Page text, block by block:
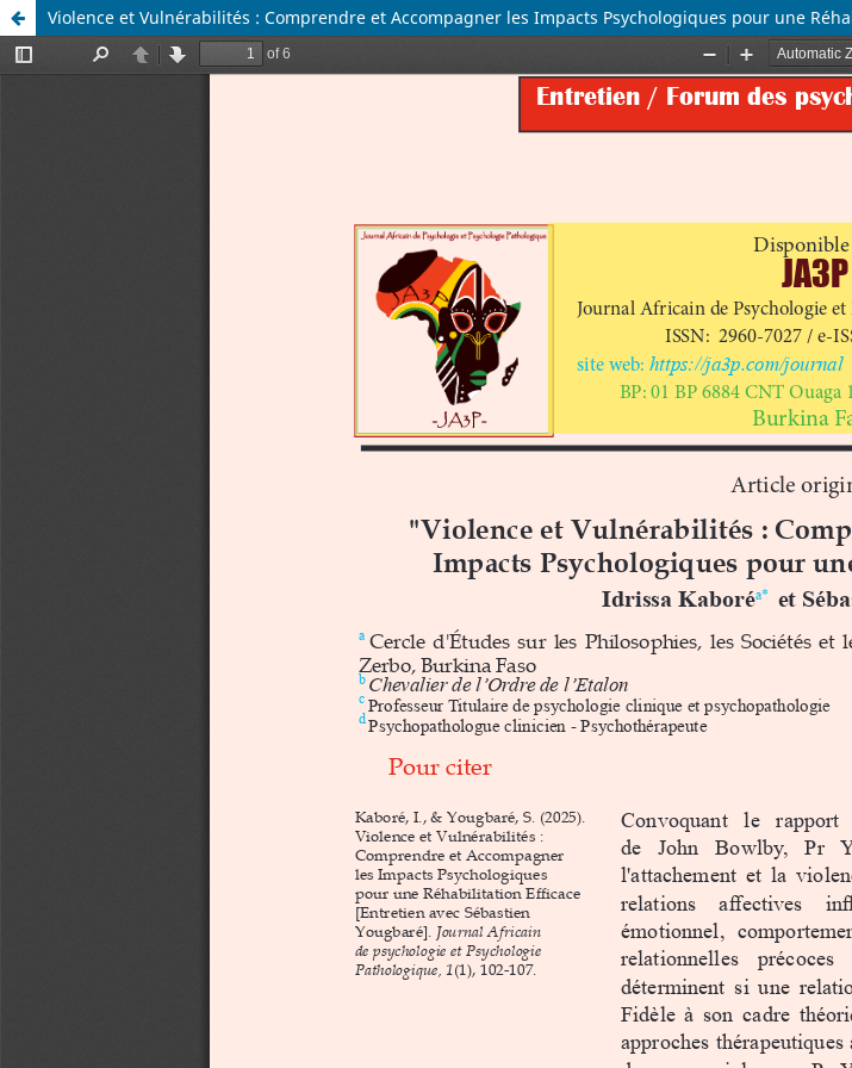
Violence et Vulnérabilités : Comprendre et Accompagner les Impacts Psychologiques pour une